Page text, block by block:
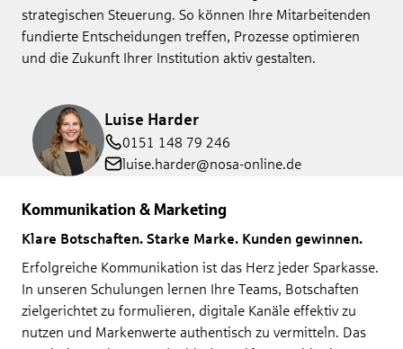
strategischen Steuerung. So können Ihre Mitarbeitenden
fundierte Entscheidungen treffen, Prozesse optimieren
und die Zukunft Ihrer Institution aktiv gestalten.
Luise Harder
0151 148 79 246
luise.harder@nosa-online.de
Kommunikation & Marketing
Klare Botschaften. Starke Marke. Kunden gewinnen.
Erfolgreiche Kommunikation ist das Herz jeder Sparkasse.
In unseren Schulungen lernen Ihre Teams, Botschaften
zielgerichtet zu formulieren, digitale Kanäle effektiv zu
nutzen und Markenwerte authentisch zu vermitteln. Das